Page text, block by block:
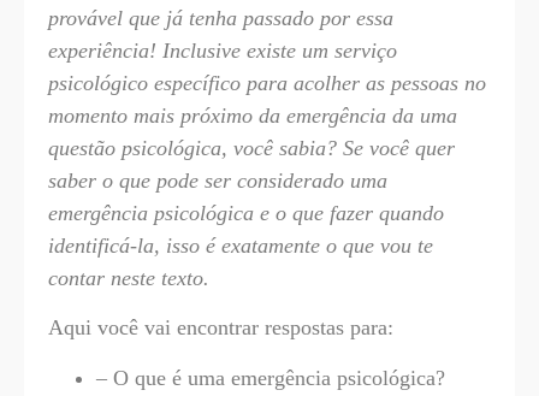
provável que já tenha passado por essa
experiência! Inclusive existe um serviço
psicológico específico para acolher as pessoas no
momento mais próximo da emergência da uma
questão psicológica, você sabia? Se você quer
saber o que pode ser considerado uma
emergência psicológica e o que fazer quando
identificá-la, isso é exatamente o que vou te
contar neste texto.
Aqui você vai encontrar respostas para:
– O que é uma emergência psicológica?